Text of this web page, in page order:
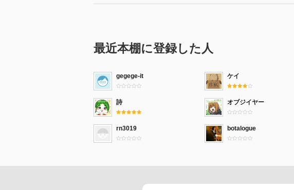
最近本棚に登録した人
gegege-it ケイ
詩 オブジイヤー
rn3019 botalogue